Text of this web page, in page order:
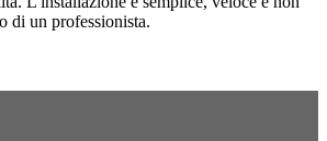
di un professionista.